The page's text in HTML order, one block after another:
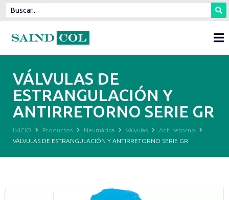
VÁLVULAS DE
ESTRANGULACIÓN Y
ANTIRRETORNO SERIE GR
INICIO Productos Neumática Válvulas
Anti retorno
VÁLVULAS DE ESTRANGULACIÓN Y ANTIRRETORNO SERIE GR